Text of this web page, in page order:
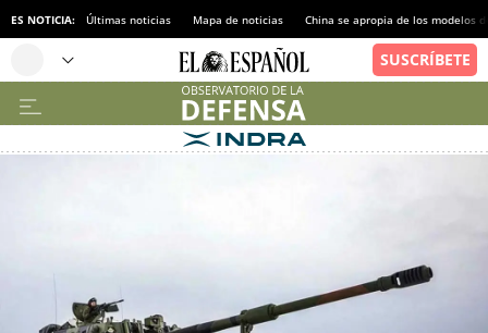
ES NOTICIA: Últimas noticias Mapa de noticias China se apropia de los modelos